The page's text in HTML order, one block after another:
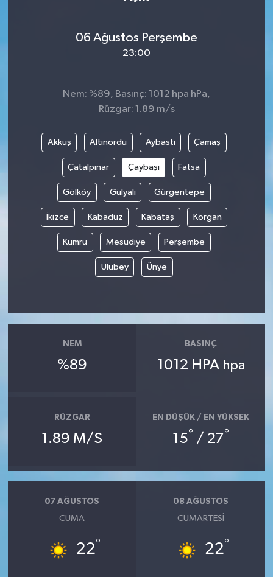
06 Ağustos Perşembe
23:00
Nem: %89, Basınç: 1012 hpa hPa,
Rüzgar: 1.89 m/s
Akkuş Altınordu Aybastı Çamaş
Çatalpınar Çaybaşı Fatsa
Gölköy Gülyalı Gürgentepe
İkizce Kabadüz Kabataş Korgan
Kumru Mesudiye Perşembe
Ulubey Ünye
NEM
%89
BASINÇ
1012 HPA hpa
RÜZGAR
1.89 M/S
EN DÜŞÜK / EN YÜKSEK
15° / 27°
07 AĞUSTOS
CUMA
22°
08 AĞUSTOS
CUMARTESI
22°